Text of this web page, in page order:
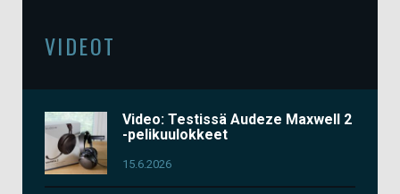
VIDEOT
Video: Testissä Audeze Maxwell 2
-pelikuulokkeet
15.6.2026